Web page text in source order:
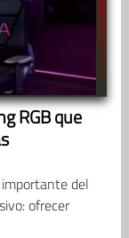
RGB que
del
ofrecer